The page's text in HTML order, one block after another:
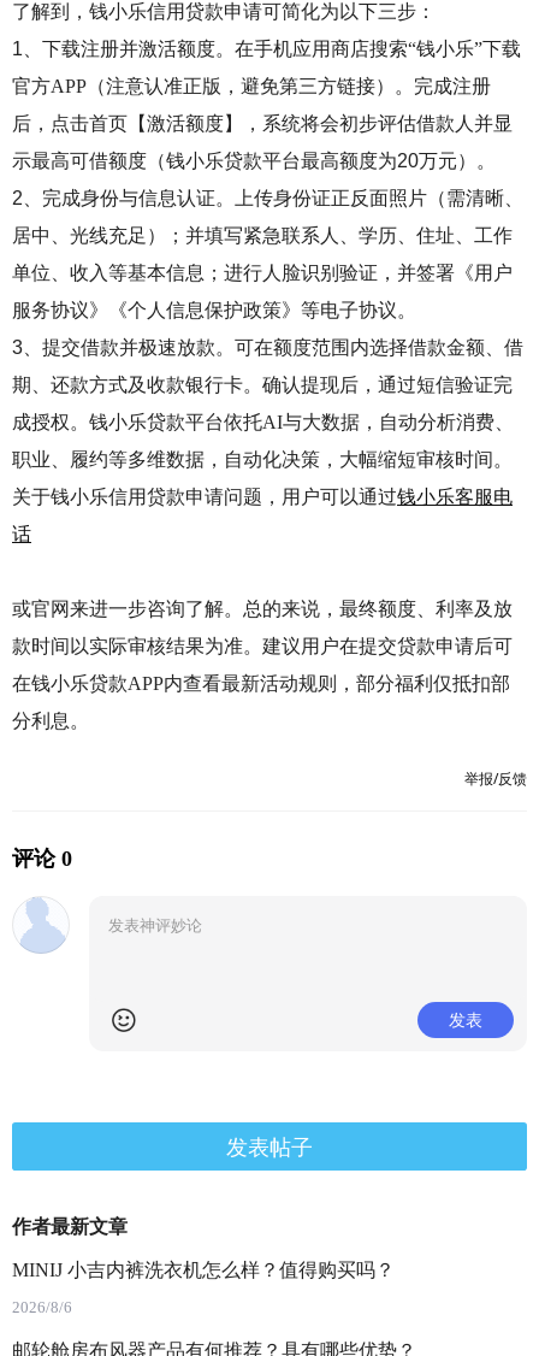
了解到，钱小乐信用贷款申请可简化为以下三步：
1、 下载注册并激活额度。 在手机应用商店搜索“‌钱小乐‌”下载
官方APP（注意认准正版，避免第三方链接）‌‌。完成注册
后，点击首页【激活额度】，系统将会初步评估借款人并显
示最高可借额度（钱小乐贷款平台‌最高额度为20万元‌）‌‌。
2、‌完成身份与信息认证‌。
上传‌身份证正反面照片‌（需清晰、
居中、光线充足）‌‌
；并填写‌紧急联系人‌、‌学历‌、‌住址‌、‌工作
单位‌、‌收入‌等基本信息‌‌ ； 进行‌人脸识别‌验证，并签署《用户
服务协议》《个人信息保护政策》等电子协议‌‌。
3、‌提交借款并极速放款‌。可在额度范围内选择‌借款金额‌、‌借
期‌、‌还款方式‌及‌收款银行卡‌‌‌。确认提现后，通过‌短信验证‌完
成授权。钱小乐贷款平台依托AI与大数据，自动分析消费、
职业、履约等多维数据，‌自动化决策‌，大幅缩短审核时间‌‌。
关于钱小乐信用贷款申请问题，用户可以通过钱小乐客服电
话
或官网来进一步咨询了解。总的来说，最终额度、利率及放
款时间以‌实际审核结果为准‌。建议用户在提交贷款申请后可
在钱小乐贷款APP内查看最新活动规则，部分福利仅抵扣部
分利息。‌‌
举报/反馈
评论 0
发表
发表帖子
作者最新文章
MINIJ 小吉内裤洗衣机怎么样？值得购买吗？
2026/8/6
邮轮舱房布风器产品有何推荐？具有哪些优势？